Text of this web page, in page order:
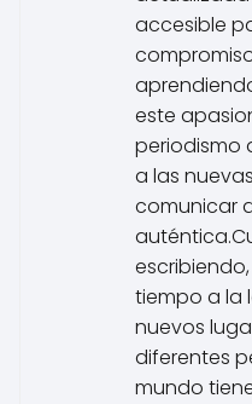
accesible
este
periodismo
a las
comunicar
tiempo a la
nuevos
diferentes
mundo